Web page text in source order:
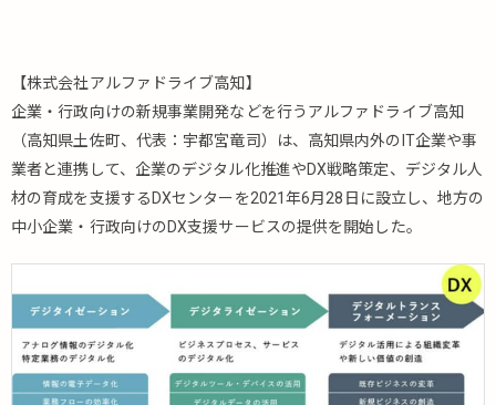
【株式会社アルファドライブ高知】
企業・行政向けの新規事業開発などを行うアルファドライブ高知
（高知県土佐町、代表：宇都宮竜司）は、高知県内外のIT企業や事
業者と連携して、企業のデジタル化推進やDX戦略策定、デジタル人
材の育成を支援するDXセンターを2021年6月28日に設立し、地方の
中小企業・行政向けのDX支援サービスの提供を開始した。